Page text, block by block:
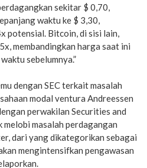
sekitar $ 0,70,
waktu ke $ 3,30,
potensial. Bitcoin, di sisi lain,
membandingkan harga saat ini
sebelumnya.”
dengan SEC terkait masalah
modal ventura Andreessen
perwakilan Securities and
melobi masalah perdagangan
dari yang dikategorikan sebagai
mengintensifkan pengawasan